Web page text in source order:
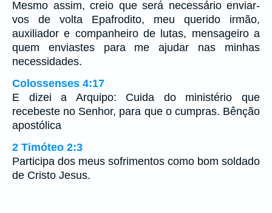
Mesmo assim, creio que será necessário enviar-
vos de volta Epafrodito, meu querido irmão,
auxiliador e companheiro de lutas, mensageiro a
quem enviastes para me ajudar nas minhas
necessidades.
Colossenses 4:17
E dizei a Arquipo: Cuida do ministério que
recebeste no Senhor, para que o cumpras. Bênção
apostólica
2 Timóteo 2:3
Participa dos meus sofrimentos como bom soldado
de Cristo Jesus.